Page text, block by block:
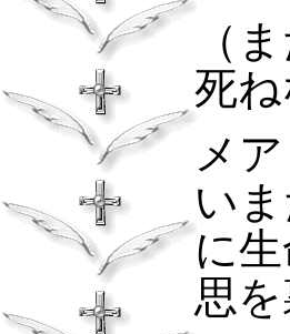
（
死
メ
い
に
思